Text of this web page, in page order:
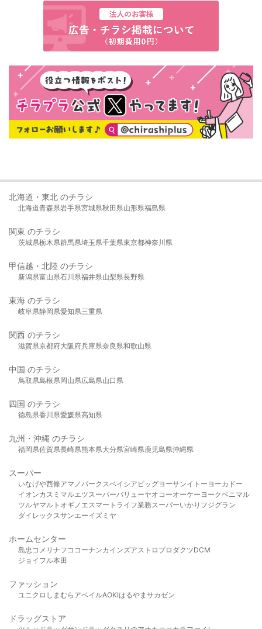
北海道・東北 のチラシ
北海道青森県岩手県宮城県秋田県山形県福島県
関東 のチラシ
茨城県栃木県群馬県埼玉県千葉県東京都神奈川県
甲信越・北陸 のチラシ
新潟県富山県石川県福井県山梨県長野県
東海 のチラシ
岐阜県静岡県愛知県三重県
関西 のチラシ
滋賀県京都府大阪府兵庫県奈良県和歌山県
中国 のチラシ
鳥取県島根県岡山県広島県山口県
四国 のチラシ
徳島県香川県愛媛県高知県
九州・沖縄 のチラシ
福岡県佐賀県長崎県熊本県大分県宮崎県鹿児島県沖縄県
スーパー
いなげや西條アマノパークスベイシア ビッグヨーサンイトーヨーカドー
イオンカスミ マルエツスーパーバリューヤオコーオーケー ヨークベニマル
ツルヤマルト オギノ エスマート ライフ業務スーパーいかり フジグラン
ダイレックスサンエーイズミヤ
ホームセンター
島忠 コメリ ナフコ コーナンカインズアストロプロダクツDCM
ジョイフル本田
ファッション
ユニクロ しまむら アベイルAOKIはるやま サカゼン
ドラッグストア